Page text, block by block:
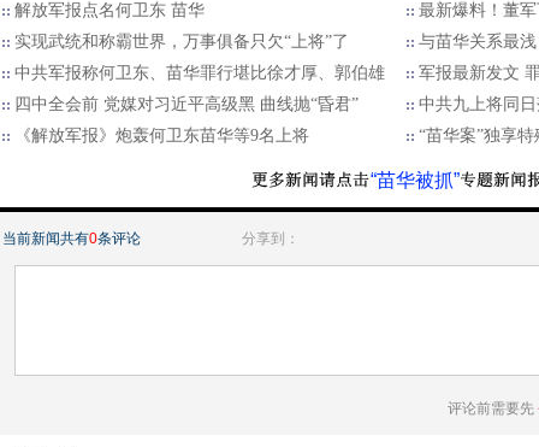
解放军报点名何卫东 苗华
最新爆料！董
实现武统和称霸世界，万事俱备只欠“上将”了
与苗华关系最
中共军报称何卫东、苗华罪行堪比徐才厚、郭伯雄
军报最新发文
四中全会前 党媒对习近平高级黑 曲线抛“昏君”
中共九上将同
《解放军报》炮轰何卫东苗华等9名上将
“苗华案”独享
“苗华被抓”
当前新闻共有0条评论 分享到：
评论前需要先